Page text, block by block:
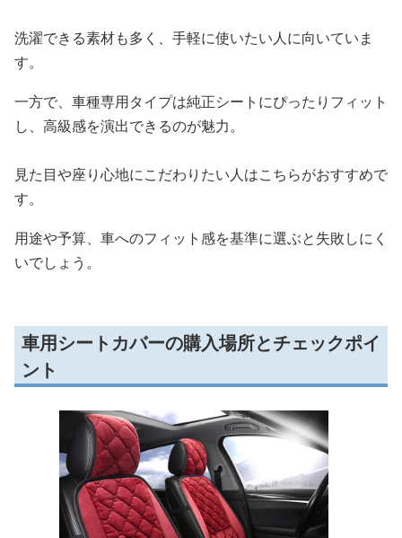
洗濯できる素材も多く、手軽に使いたい人に向いていま
す。
一方で、車種専用タイプは純正シートにぴったりフィット
し、高級感を演出できるのが魅力。
見た目や座り心地にこだわりたい人はこちらがおすすめで
す。
用途や予算、車へのフィット感を基準に選ぶと失敗しにく
いでしょう。
車用シートカバーの購入場所とチェックポイ
ント